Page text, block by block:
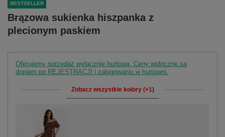
BESTSELLER
Brązowa sukienka hiszpanka z
plecionym paskiem
Oferujemy sprzedaż wyłącznie hurtową. Ceny widoczne są
dopiero po REJESTRACJI i zalogowaniu w hurtowni.
Zobacz wszystkie kolory (+1)